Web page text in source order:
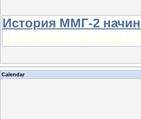
История ММГ-2
В декабре 1983 года я
Calendar